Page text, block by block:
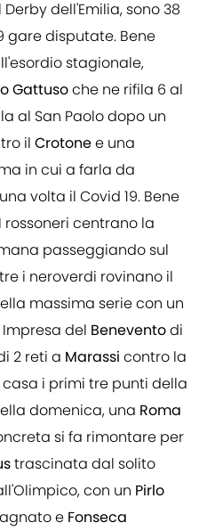
dell'Emilia, sono 38
gare disputate. Bene
stagionale,
Gattusoche ne rifila 6 al
al San Paolo dopo un
il Crotonee una
in cui a farla da
volta il Covid 19. Bene
rossoneri centrano la
passeggiando sul
i neroverdi rovinano il
massima serie con un
del Beneventodi
2 reti a Marassi contro la
i primi tre punti della
domenica, una Roma
si fa rimontare per
trascinata dal solito
con un Pirlo
e Fonseca